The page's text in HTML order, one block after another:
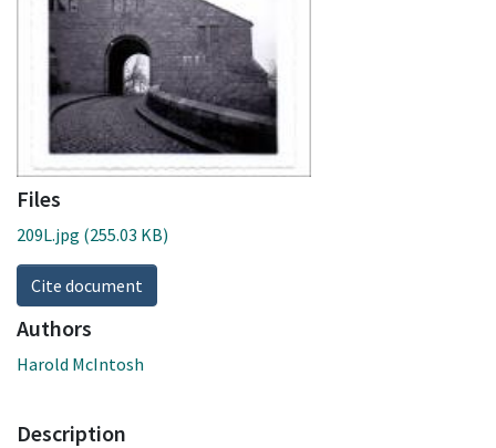
Files
209L.jpg (255.03 KB)
Cite document
Authors
Harold McIntosh
Description